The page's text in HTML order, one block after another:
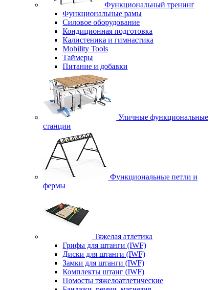
Функциональный тренинг
Функциональные рамы
Силовое оборудование
Кондиционная подготовка
Калистеника и гимнастика
Mobility Tools
Таймеры
Питание и добавки
Уличные функциональные
станции
Функциональные петли и
фермы
Тяжелая атлетика
Грифы для штанги (IWF)
Диски для штанги (IWF)
Замки для штанги (IWF)
Комплекты штанг (IWF)
Помосты тяжелоатлетические